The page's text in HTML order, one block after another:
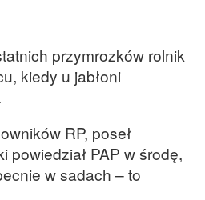
przymrozków rolnik
kiedy u jabłoni
RP, poseł
powiedział PAP w środę,
w sadach – to